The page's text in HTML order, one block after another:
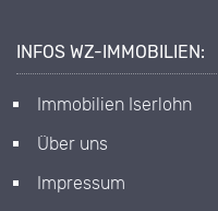
INFOS WZ-IMMOBILIEN:
Immobilien Iserlohn
Über uns
Impressum